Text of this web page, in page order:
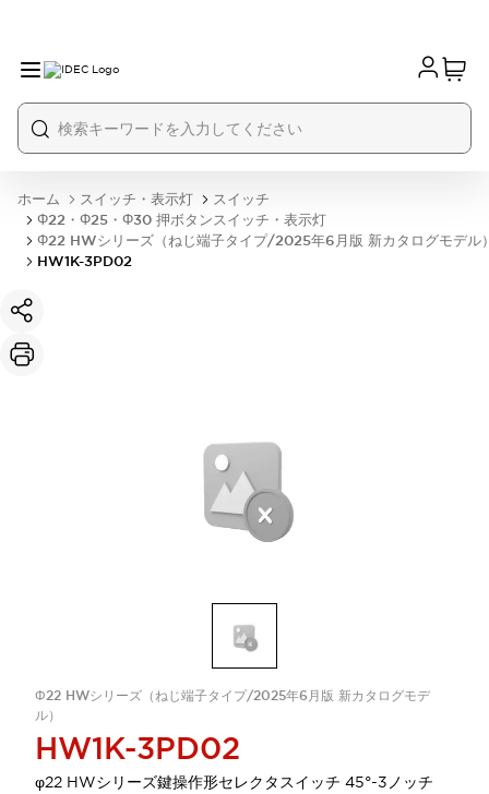
ホーム スイッチ・表示灯
スイッチ
Φ22・Φ25・Φ30 押ボタンスイッチ・表示灯
Φ22 HWシリーズ（ねじ端子タイプ/2025年6月版 新カタログモデル
HW1K-3PD02
Φ22 HWシリーズ（ねじ端子タイプ/2025年6月版 新カタログモデ
ル）
HW1K-3PD02
φ22 HWシリーズ鍵操作形セレクタスイッチ 45°-3ノッチ